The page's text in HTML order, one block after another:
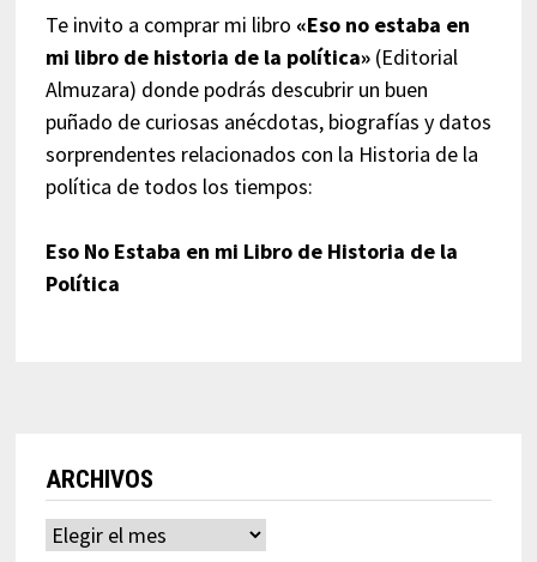
Te invito a comprar mi libro «Eso no estaba en
mi libro de historia de la política»(Editorial
Almuzara) donde podrás descubrir un buen
puñado de curiosas anécdotas, biografías y datos
sorprendentes relacionados con la Historia de la
política de todos los tiempos:
Eso No Estaba en mi Libro de Historia de la
Política
ARCHIVOS
Archivos